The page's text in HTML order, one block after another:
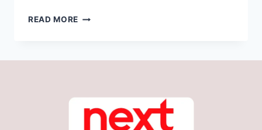
READ MORE JANMASHTAMI
महीने